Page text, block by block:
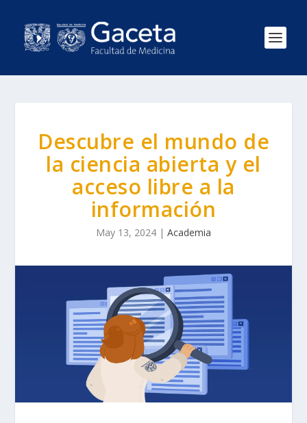
Descubre el mundo de
la ciencia abierta y el
acceso libre a la
información
May 13, 2024 | Academia